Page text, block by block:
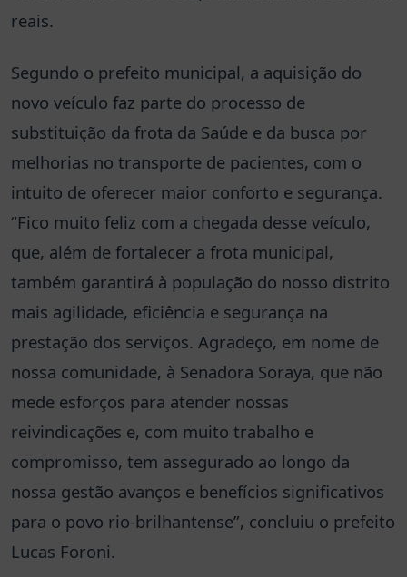
reais.
Segundo o prefeito municipal, a aquisição do
novo veículo faz parte do processo de
substituição da frota da Saúde e da busca por
melhorias no transporte de pacientes, com o
intuito de oferecer maior conforto e segurança.
“Fico muito feliz com a chegada desse veículo,
que, além de fortalecer a frota municipal,
também garantirá à população do nosso distrito
mais agilidade, eficiência e segurança na
prestação dos serviços. Agradeço, em nome de
nossa comunidade, à Senadora Soraya, que não
mede esforços para atender nossas
reivindicações e, com muito trabalho e
compromisso, tem assegurado ao longo da
nossa gestão avanços e benefícios significativos
para o povo rio-brilhantense”, concluiu o prefeito
Lucas Foroni.